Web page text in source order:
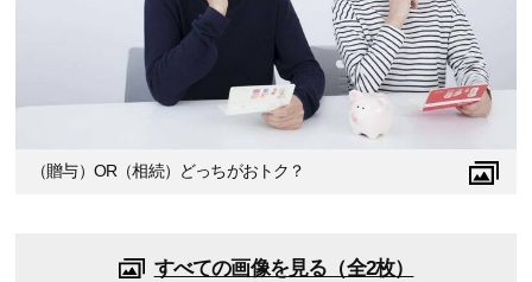
（贈与）OR（相続）どっちがおトク？
すべての画像を見る（全2枚）